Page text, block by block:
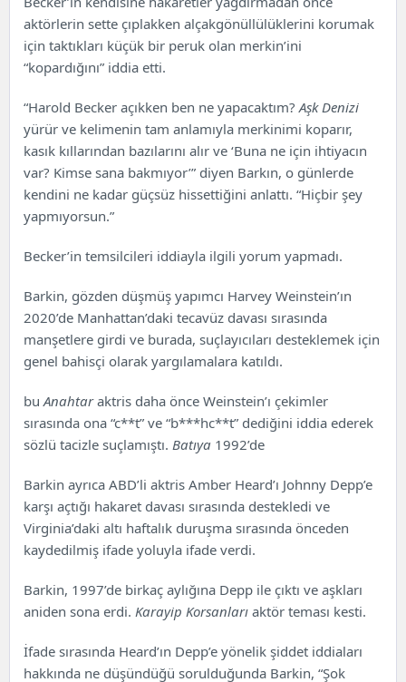
aktörlerin sette çıplakken alçakgönüllülüklerini korumak
için taktıkları küçük bir peruk olan merkin’ini
“kopardığını” iddia etti.
“Harold Becker açıkken ben ne yapacaktım? Aşk Denizi
yürür ve kelimenin tam anlamıyla merkinimi koparır,
kasık kıllarından bazılarını alır ve ‘Buna ne için ihtiyacın
var? Kimse sana bakmıyor’” diyen Barkın, o günlerde
kendini ne kadar güçsüz hissettiğini anlattı. “Hiçbir şey
yapmıyorsun.”
Becker’in temsilcileri iddiayla ilgili yorum yapmadı.
Barkin, gözden düşmüş yapımcı Harvey Weinstein’ın
2020’de Manhattan’daki tecavüz davası sırasında
manşetlere girdi ve burada, suçlayıcıları desteklemek için
genel bahisçi olarak yargılamalara katıldı.
buAnahtaraktris daha önce Weinstein’ı çekimler
sırasında ona “c**t” ve “b***hc**t” dediğini iddia ederek
sözlü tacizle suçlamıştı. Batıya 1992’de
Barkin ayrıca ABD’li aktris Amber Heard’ı Johnny Depp’e
karşı açtığı hakaret davası sırasında destekledi ve
Virginia’daki altı haftalık duruşma sırasında önceden
kaydedilmiş ifade yoluyla ifade verdi.
Barkin, 1997’de birkaç aylığına Depp ile çıktı ve aşkları
aniden sona erdi. Karayip Korsanları aktör teması kesti.
İfade sırasında Heard’ın Depp’e yönelik şiddet iddiaları
hakkında ne düşündüğü sorulduğunda Barkin, “Şok